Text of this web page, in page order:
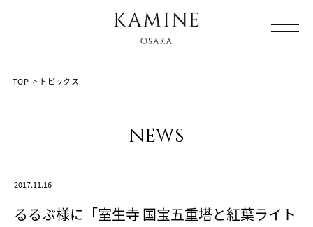
TOP > トピックス
news
2017.11.16
るるぶ様に「室生寺 国宝五重塔と紅葉ライト